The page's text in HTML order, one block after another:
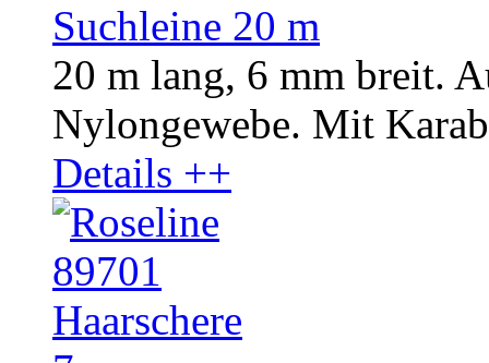
Suchleine 20 m
20 m lang, 6 mm breit.
Nylongewebe. Mit
Details ++